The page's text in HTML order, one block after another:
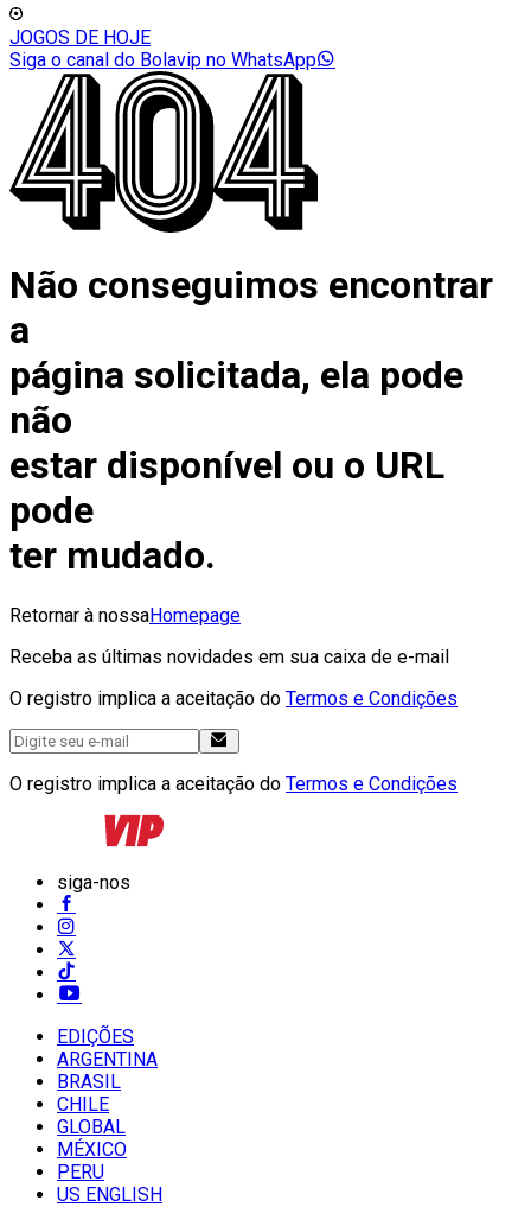
JOGOS DE HOJE
Siga o canal do Bolavip no WhatsApp
Não conseguimos encontrar
a
página solicitada, ela pode
não
estar disponível ou o URL
pode
ter mudado.
Retornar à nossaHomepage
Receba as últimas novidades em sua caixa de e-mail
O registro implica a aceitação do Termos e Condições
O registro implica a aceitação do Termos e Condições
siga-nos
EDIÇÕES
ARGENTINA
BRASIL
CHILE
GLOBAL
MÉXICO
PERU
US ENGLISH